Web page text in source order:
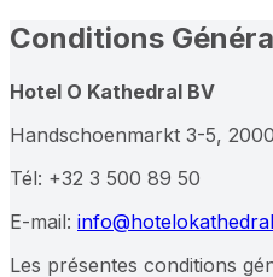
Conditions
Hotel O Kathedral BV
Handschoenmarkt 3-5,
Tél: +32 3 500 89 50
E-mail:
Les présentes conditions